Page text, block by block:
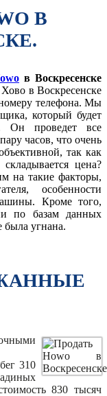
В
в Воскресенске
в Воскресенске
телефона. Мы
который будет
Он проведет все
часов, что очень
так как
цена?
на такие факторы,
особенности
Кроме того,
по базам данных
угнана.
310
830 тысяч